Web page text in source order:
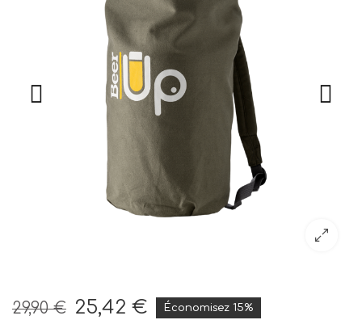
29,90 € 25,42 € Économisez 15%